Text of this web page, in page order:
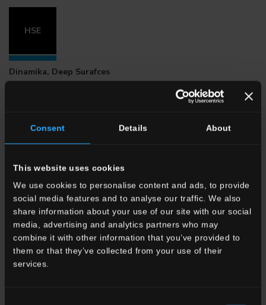
Consent Details About
This website uses cookies
We use cookies to personalise content and ads, to provide
social media features and to analyse our traffic. We also
share information about your use of our site with our social
media, advertising and analytics partners who may
combine it with other information that you’ve provided to
them or that they’ve collected from your use of their
services.
HSE
Dinamika, Deep Surafces